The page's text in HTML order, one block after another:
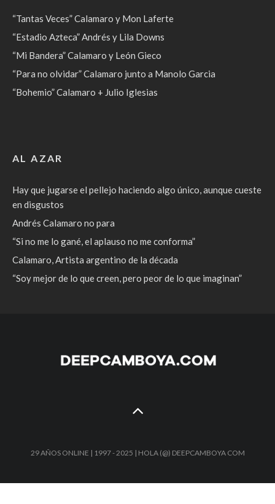
“Tantas Veces” Calamaro y Mon Laferte
“Estadio Azteca” Andrés y Lila Downs
“Mi Bandera” Calamaro y León Gieco
“Para no olvidar” Calamaro junto a Manolo Garcia
“Bohemio” Calamaro + Julio Iglesias
AL AZAR
Hay que jugarse el pellejo haciendo algo único, aunque cueste
en disgustos
Andrés Calamaro no para
“Si no me lo gané, el aplauso no me conforma”
Calamaro, Artista argentino de la década
“Soy mejor de lo que creen, pero peor de lo que imaginan”
29 AÑOS ONLINE | 1997 - 2025 | HOLA (@) DEEPCAMBOYA COM